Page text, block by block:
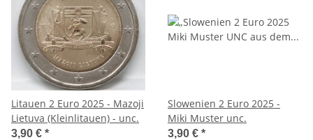
Litauen 2 Euro 2025 - Mazoji
Lietuva (Kleinlitauen) - unc.
3,90 € *
Slowenien 2 Euro 2025 -
Miki Muster unc.
3,90 € *